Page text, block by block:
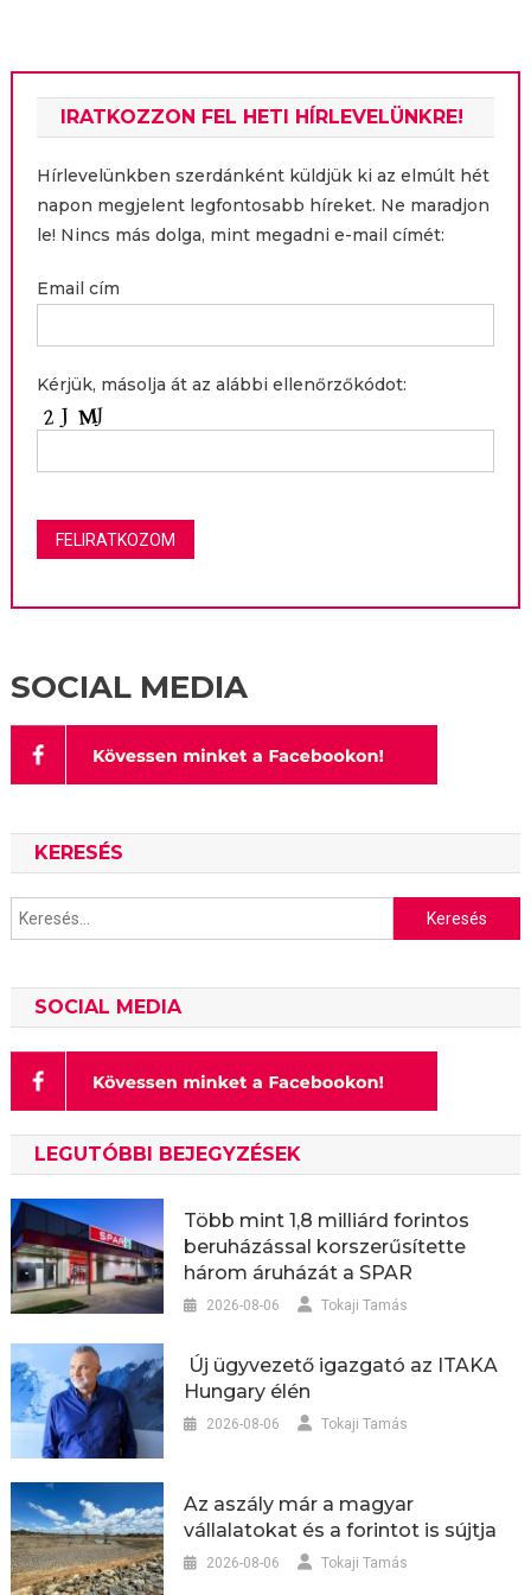
IRATKOZZON FEL HETI HÍRLEVELÜNKRE!
Hírlevelünkben szerdánként küldjük ki az elmúlt hét
napon megjelent legfontosabb híreket. Ne maradjon
le! Nincs más dolga, mint megadni e-mail címét:
Email cím
Kérjük, másolja át az alábbi ellenőrzőkódot:
SOCIAL MEDIA
KERESÉS
Keresés:
SOCIAL MEDIA
LEGUTÓBBI BEJEGYZÉSEK
Több mint 1,8 milliárd forintos
beruházással korszerűsítette
három áruházát a SPAR
2026-08-06 Tokaji Tamás
Új ügyvezető igazgató az ITAKA
Hungary élén
2026-08-06 Tokaji Tamás
Az aszály már a magyar
vállalatokat és a forintot is sújtja
2026-08-06 Tokaji Tamás